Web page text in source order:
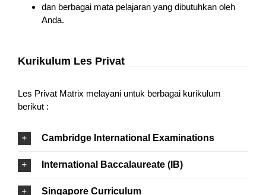
dan berbagai mata pelajaran yang dibutuhkan oleh
Anda.
Kurikulum Les Privat
Les Privat Matrix melayani untuk berbagai kurikulum
berikut :
Cambridge International Examinations
International Baccalaureate (IB)
Singapore Curriculum